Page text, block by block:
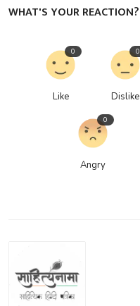
WHAT'S YOUR REACTION?
Like
0
Dislike
0
Angry
0